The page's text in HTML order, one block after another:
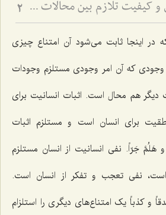
استلزام ممتنع ذاتی و کیفیت تلازم بین محالات - بررسی منطقی رابطه میان امور محال و تبیین تلازم‌های عقلی 2
در اینجا ثابت مى‌شود آن امتناع چیزى
که آن امر وجودى مستلزم وجودات
هم محال است. اثبات انسانیت براى
برای انسان است و مستلزم اثبات
و هَلُمَّ‌ جَرّاً. نفى انسانیت از انسان مستلزم
نفى تعجب و تفکر از انسان است.
و کذباً یک امتناع‌های دیگرى را استلزام